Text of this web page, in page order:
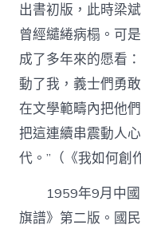
出書初版，此時梁
曾經繾綣病榻。可
成了多年來的愿看
動了我，義士們勇
在文學範疇內把他
把這連續串震動人
代。”（《我如何創
1959年9月中
旗譜》第二版。國